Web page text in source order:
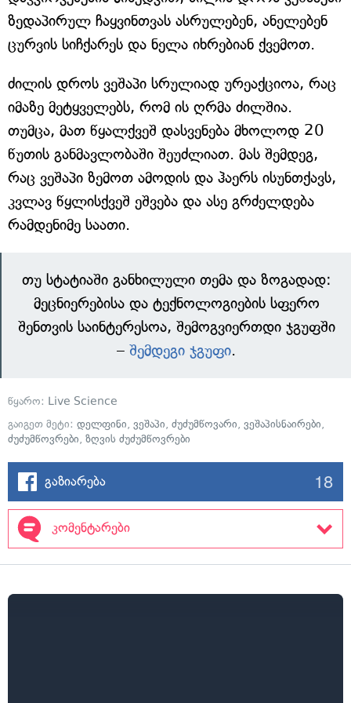
ზედაპირულ ჩაყვინთვას ასრულებენ, ანელებენ
ცურვის სიჩქარეს და ნელა იხრებიან ქვემოთ.
ძილის დროს ვეშაპი სრულიად ურეაქციოა, რაც
იმაზე მეტყველებს, რომ ის ღრმა ძილშია.
თუმცა, მათ წყალქვეშ დასვენება მხოლოდ 20
წუთის განმავლობაში შეუძლიათ. მას შემდეგ,
რაც ვეშაპი ზემოთ ამოდის და ჰაერს ისუნთქავს,
კვლავ წყლისქვეშ ეშვება და ასე გრძელდება
რამდენიმე საათი.
თუ სტატიაში განხილული თემა და ზოგადად:
მეცნიერებისა და ტექნოლოგიების სფერო
შენთვის საინტერესოა, შემოგვიერთდი ჯგუფში
– შემდეგი ჯგუფი.
წყარო: Live Science
გაიგეთ მეტი: დელფინი, ვეშაპი, ძუძუმწოვარი, ვეშაპისნაირები,
ძუძუმწოვრები, ზღვის ძუძუმწოვრები
გაზიარება 18
კომენტარები